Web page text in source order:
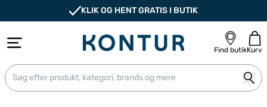
KLIK OG HENT GRATIS I BUTIK
Find butikKurv